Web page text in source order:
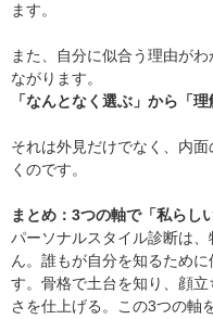
ます。
また、自分に似合う理由が
ながります。
「なんとなく選ぶ」から「理
それは外見だけでなく、内
くのです。
まとめ：3つの軸で「私らし
パーソナルスタイル診断は
ん。誰もが自分を知るため
す。骨格で土台を知り、顔
さを仕上げる。この3つの軸